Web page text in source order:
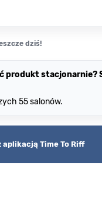
dziś!
produkt stacjonarnie?
55 salonów.
aplikacją Time To Riff